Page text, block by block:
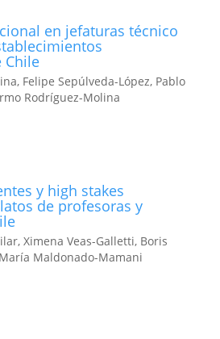
en jefaturas técnico
Chile
Felipe Sepúlveda-López, Pablo
Rodríguez-Molina
y high stakes
de profesoras y
Ximena Veas-Galletti, Boris
Maldonado-Mamani